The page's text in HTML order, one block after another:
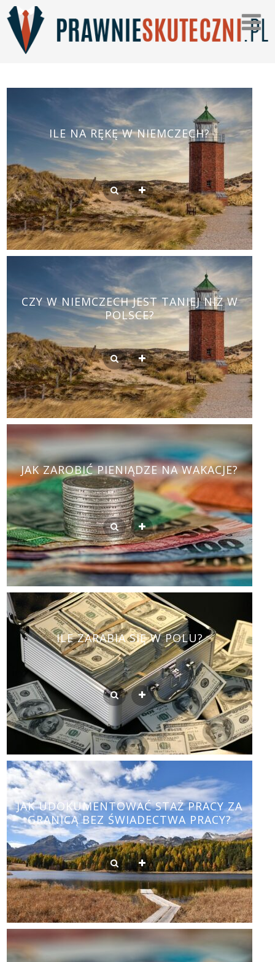
ILE NA RĘKĘ W NIEMCZECH?
CZY W NIEMCZECH JEST TANIEJ NIŻ W
POLSCE?
JAK ZAROBIĆ PIENIĄDZE NA WAKACJE?
ILE ZARABIA SIĘ W POLU?
JAK UDOKUMENTOWAĆ STAŻ PRACY ZA
GRANICĄ BEZ ŚWIADECTWA PRACY?